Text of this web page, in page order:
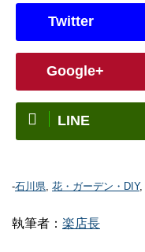
Twitter
Google+
LINE
-石川県, 花・ガーデン・DIY,
執筆者： 楽店長